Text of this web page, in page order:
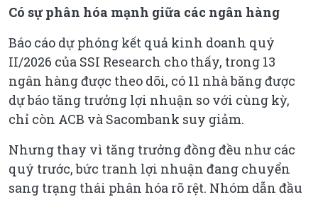
Có sự phân hóa mạnh giữa các ngân hàng
Báo cáo dự phóng kết quả kinh doanh quý
II/2026 của SSI Research cho thấy, trong 13
ngân hàng được theo dõi, có 11 nhà băng được
dự báo tăng trưởng lợi nhuận so với cùng kỳ,
chỉ còn ACB và Sacombank suy giảm.
Nhưng thay vì tăng trưởng đồng đều như các
quý trước, bức tranh lợi nhuận đang chuyển
sang trạng thái phân hóa rõ rệt. Nhóm dẫn đầu